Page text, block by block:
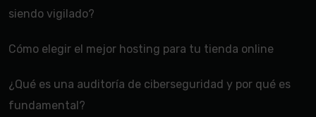
siendo vigilado?
Cómo elegir el mejor hosting para tu tienda online
¿Qué es una auditoría de ciberseguridad y por qué es
fundamental?